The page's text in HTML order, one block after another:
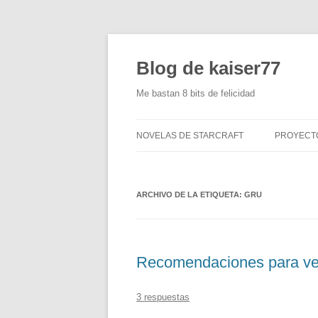
Blog de kaiser77
Me bastan 8 bits de felicidad
NOVELAS DE STARCRAFT
MENOS
ARCHIVO DE LA ETIQUETA: GRU
Recomendaciones para
3 respuestas